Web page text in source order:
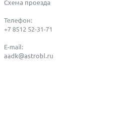
Схема проезда
Телефон:
+7 8512 52-31-71
E-mail:
aadk@astrobl.ru